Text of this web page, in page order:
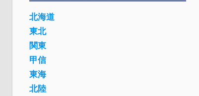
北海道
東北
関東
甲信
東海
北陸